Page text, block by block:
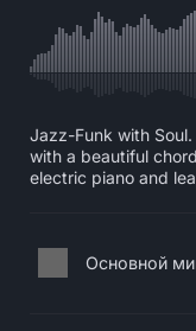
Jazz-Funk with
with a beautiful
electric piano and
Основной